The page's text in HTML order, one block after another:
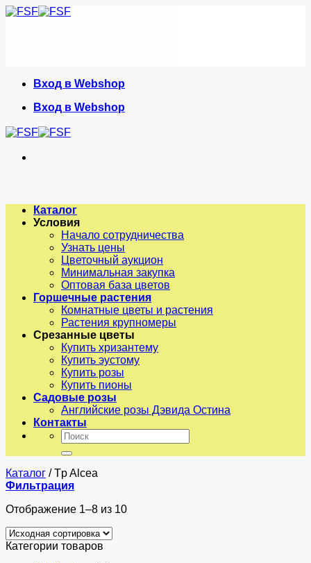
Skip
Вход в Webshop
Вход в Webshop
Каталог
Условия
Начало сотрудничества
Узнать цены
Цветочный аукцион
Минимальная закупка
Оптовая база цветов
Горшечные растения
Комнатные цветы и растения
Растения крупномеры
Срезанные цветы
Купить хризантему
Купить эустому
Купить розы
Купить пионы
Садовые розы
Английские розы Дэвида Остина
Контакты
Искать:
Каталог /Tp Alcea
Фильтрация
Отображение 1–8 из 10
Категории товаров